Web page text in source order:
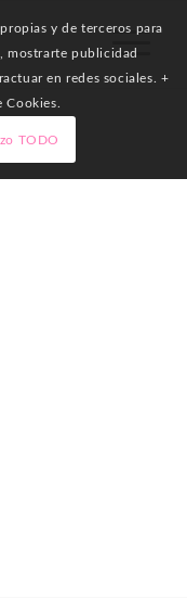
y de terceros para
mostrarte publicidad
en redes sociales. +
Cookies.
TODO